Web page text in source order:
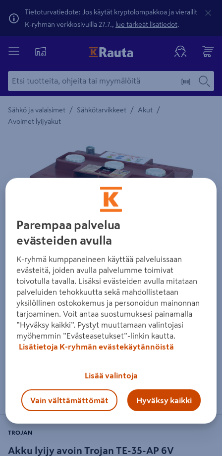
Tietoturvatiedote: Jos käytät kryptolompakkoa ja vierailit
K-ryhmän verkkosivuilla 27.7., lue tärkeät lisätiedot.
Sähkö ja valaisimet / Sähkötarvikkeet / Akut /
Avoimet lyijyakut
Yksityiskohtainen kuvaus löytyy Tuotteen kuvaus -
Akku lyijy avoin Trojan TE-35-AP 6V
TROJAN
Parempaa palvelua
evästeiden avulla
K-ryhmä kumppaneineen käyttää palveluissaan
evästeitä, joiden avulla palvelumme toimivat
toivotulla tavalla. Lisäksi evästeiden avulla mitataan
palveluiden tehokkuutta sekä mahdollistetaan
yksilöllinen ostokokemus ja personoidun mainonnan
tarjoaminen. Voit antaa suostumuksesi painamalla
”Hyväksy kaikki”. Pystyt muuttamaan valintojasi
myöhemmin ”Evästeasetukset”-linkin kautta.
Lisätietoja K-ryhmän evästekäytännöistä
Lisää valintoja
Vain välttämättömät Hyväksy kaikki